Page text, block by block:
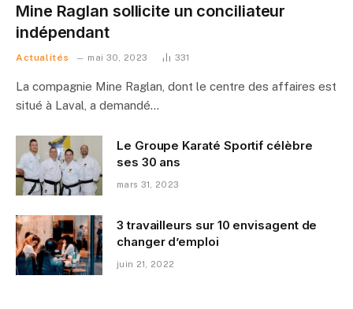
Mine Raglan sollicite un conciliateur
indépendant
Actualités mai 30, 2023 331
La compagnie Mine Raglan, dont le centre des affaires est
situé à Laval, a demandé…
Le Groupe Karaté Sportif célèbre
ses 30 ans
mars 31, 2023
3 travailleurs sur 10 envisagent de
changer d’emploi
juin 21, 2022